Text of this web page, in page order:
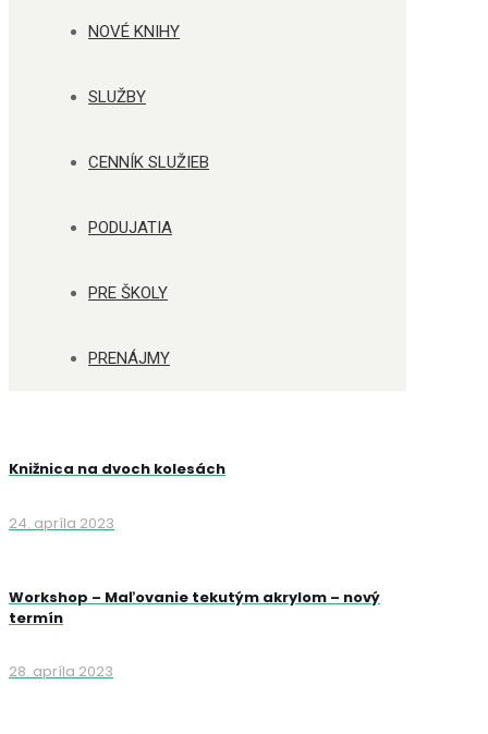
NOVÉ KNIHY
SLUŽBY
CENNÍK SLUŽIEB
PODUJATIA
PRE ŠKOLY
PRENÁJMY
Knižnica na dvoch kolesách
24. apríla 2023
Workshop – Maľovanie tekutým akrylom – nový
termín
28. apríla 2023